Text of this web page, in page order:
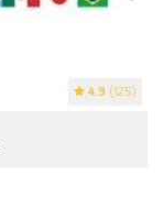
4.9 (125)